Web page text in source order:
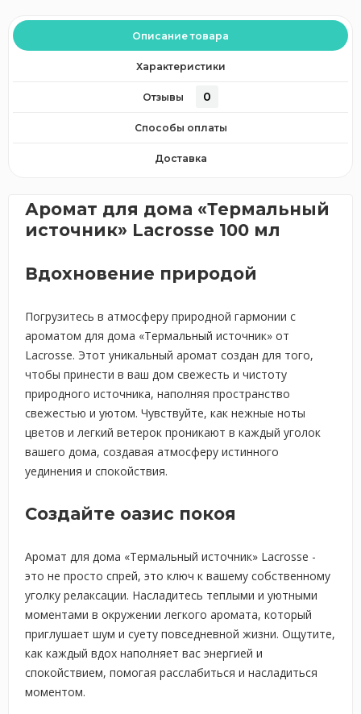
Описание товара
Характеристики
Отзывы 0
Способы оплаты
Доставка
Аромат для дома «Термальный
источник» Lacrosse 100 мл
Вдохновение природой
Погрузитесь в атмосферу природной гармонии с
ароматом для дома «Термальный источник» от
Lacrosse. Этот уникальный аромат создан для того,
чтобы принести в ваш дом свежесть и чистоту
природного источника, наполняя пространство
свежестью и уютом. Чувствуйте, как нежные ноты
цветов и легкий ветерок проникают в каждый уголок
вашего дома, создавая атмосферу истинного
уединения и спокойствия.
Создайте оазис покоя
Аромат для дома «Термальный источник» Lacrosse -
это не просто спрей, это ключ к вашему собственному
уголку релаксации. Насладитесь теплыми и уютными
моментами в окружении легкого аромата, который
приглушает шум и суету повседневной жизни. Ощутите,
как каждый вдох наполняет вас энергией и
спокойствием, помогая расслабиться и насладиться
моментом.